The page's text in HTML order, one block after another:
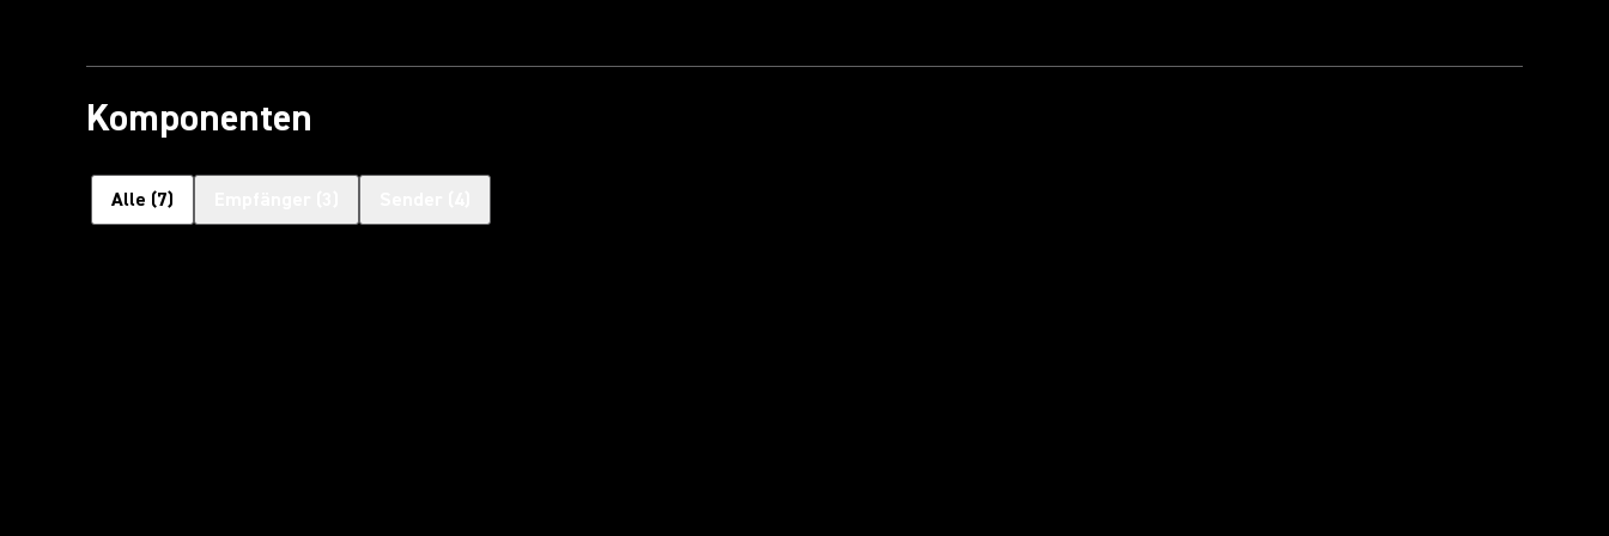
Komponenten
Alle (7)